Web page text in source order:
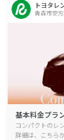
トヨタレ
青森市安
基本料金プラ
コンパクトのレ
詳細は、こちら